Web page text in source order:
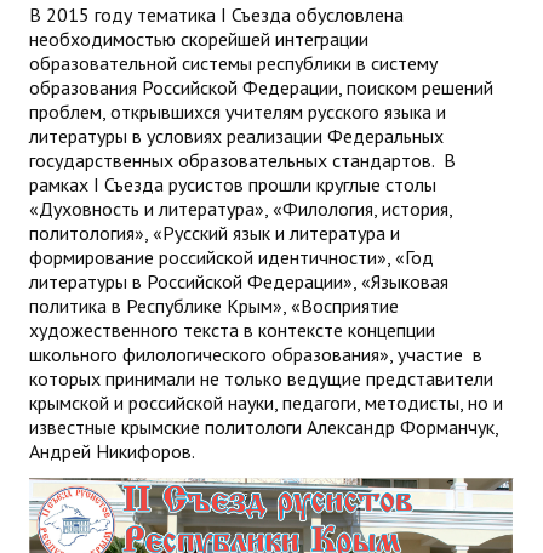
В 2015 году тематика I Съезда обусловлена
необходимостью скорейшей интеграции
образовательной системы республики в систему
образования Российской Федерации, поиском решений
проблем, открывшихся учителям русского языка и
литературы в условиях реализации Федеральных
государственных образовательных стандартов. В
рамках I Съезда русистов прошли круглые столы
«Духовность и литература», «Филология, история,
политология», «Русский язык и литература и
формирование российской идентичности», «Год
литературы в Российской Федерации», «Языковая
политика в Республике Крым», «Восприятие
художественного текста в контексте концепции
школьного филологического образования», участие в
которых принимали не только ведущие представители
крымской и российской науки, педагоги, методисты, но и
известные крымские политологи Александр Форманчук,
Андрей Никифоров.